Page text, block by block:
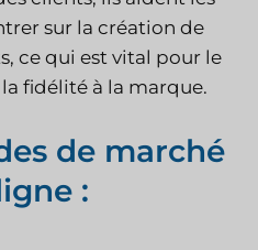
sur la création de
ce qui est vital pour le
fidélité à la marque.
de marché
: